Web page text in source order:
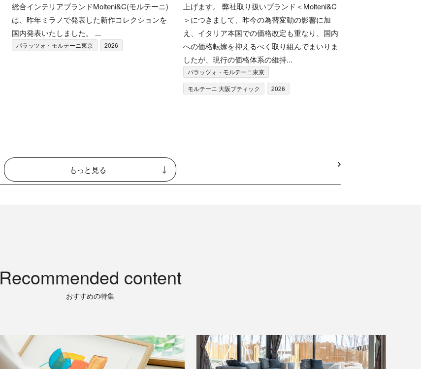
総合インテリアブランドMolteni&C(モルテーニ)
は、昨年ミラノで発表した新作コレクションを
国内発表いたしました。 ...
パラッツォ・モルテーニ東京 2026
上げます。 弊社取り扱いブランド＜Molteni&C
＞につきまして、昨今の為替変動の影響に加
え、イタリア本国での価格改定も重なり、国内
への価格転嫁を抑えるべく取り組んでまいりま
したが、現行の価格体系の維持...
パラッツォ・モルテーニ東京
モルテーニ 大阪ブティック
2026
もっと見る
Recommended content
おすすめの特集